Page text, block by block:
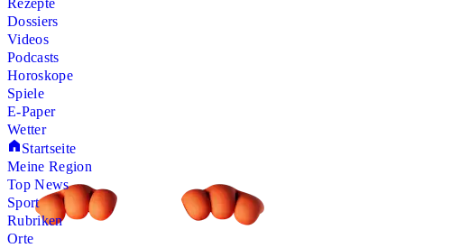
Rezepte
Dossiers
Videos
Podcasts
Horoskope
Spiele
E-Paper
Wetter
Startseite
Meine Region
Top News
Sport
Rubriken
Orte